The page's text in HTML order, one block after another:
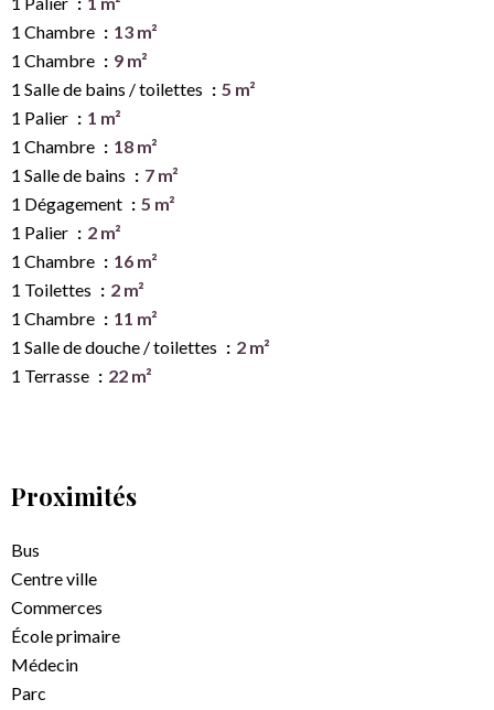
1 Chambre
13 m²
1 Chambre
9 m²
1 Salle de bains / toilettes
5 m²
1 Palier
1 m²
1 Chambre
18 m²
1 Salle de bains
7 m²
1 Dégagement
5 m²
1 Palier
2 m²
1 Chambre
16 m²
1 Toilettes
2 m²
1 Chambre
11 m²
1 Salle de douche / toilettes
2 m²
1 Terrasse
22 m²
Proximités
Bus
Centre ville
Commerces
École primaire
Médecin
Parc